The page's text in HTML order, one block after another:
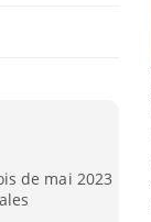
de mai 2023